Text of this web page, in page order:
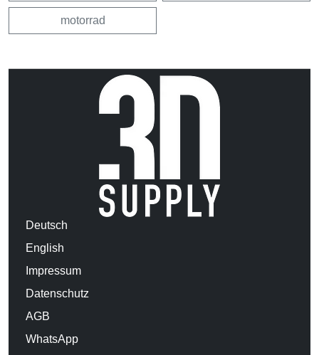
motorrad
Deutsch
English
Impressum
Datenschutz
AGB
WhatsApp